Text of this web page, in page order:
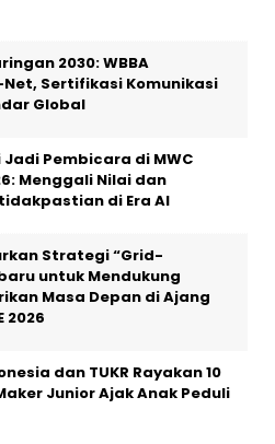
2030: WBBA
Net, Sertifikasi Komunikasi
Global
Jadi Pembicara di MWC
Menggali Nilai dan
di Era AI
Strategi “Grid-
untuk Mendukung
Masa Depan di Ajang
2026
dan TUKR Rayakan 10
Junior Ajak Anak Peduli